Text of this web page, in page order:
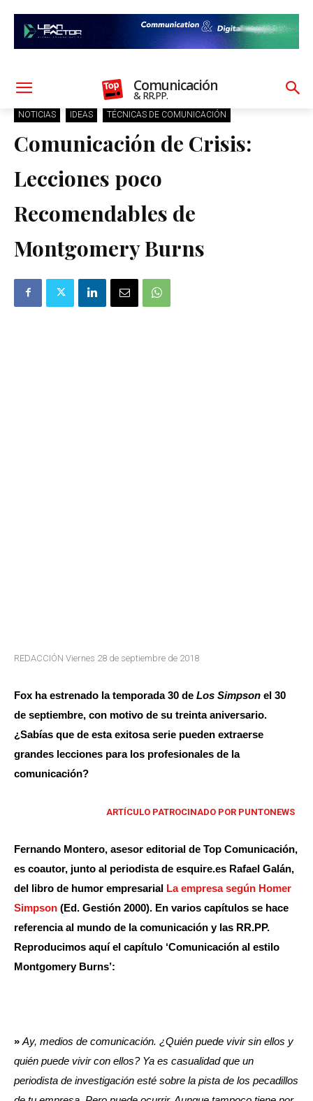
Comunicación
& RR.PP.
NOTICIAS IDEAS TÉCNICAS DE COMUNICACIÓN
Comunicación de Crisis:
Lecciones poco
Recomendables de
Montgomery Burns
REDACCIÓN Viernes 28 de septiembre de 2018
Fox ha estrenado la temporada 30 de Los Simpson el 30
de septiembre, con motivo de su treinta aniversario.
¿Sabías que de esta exitosa serie pueden extraerse
grandes lecciones para los profesionales de la
comunicación?
ARTÍCULO PATROCINADO POR PUNTONEWS
Fernando Montero, asesor editorial de Top Comunicación,
es coautor, junto al periodista de esquire.es Rafael Galán,
del libro de humor empresarial
La empresa según Homer
Simpson (Ed. Gestión 2000). En varios capítulos se hace
referencia al mundo de la comunicación y las RR.PP.
Reproducimos aquí el capítulo ‘Comunicación al estilo
Montgomery Burns’:
» Ay, medios de comunicación. ¿Quién puede vivir sin ellos y
quién puede vivir con ellos? Ya es casualidad que un
periodista de investigación esté sobre la pista de los pecadillos